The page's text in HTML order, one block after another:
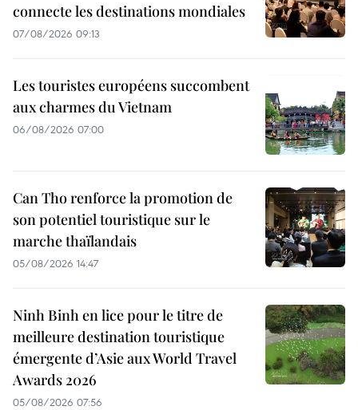
connecte les destinations mondiales
07/08/2026 09:13
Les touristes européens succombent
aux charmes du Vietnam
06/08/2026 07:00
Can Tho renforce la promotion de
son potentiel touristique sur le
marche thaïlandais
05/08/2026 14:47
Ninh Binh en lice pour le titre de
meilleure destination touristique
émergente d’Asie aux World Travel
Awards 2026
05/08/2026 07:56